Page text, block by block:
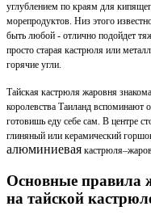
углублением по краям для
морепродуктов. Низ этого
быть любой - отлично подойдет
просто старая кастрюля или
горячие угли.
Тайская кастрюля жаровня
королевства Таиланд вспоминают
готовишь еду себе сам. В центре
глиняный или керамический
алюминиевая
Основные правила
на тайской